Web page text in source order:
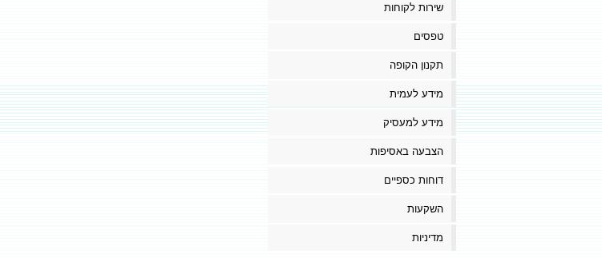
שירות לקוחות
טפסים
תקנון הקופה
מידע לעמית
מידע למעסיק
הצבעה באסיפות
דוחות כספיים
השקעות
מדיניות